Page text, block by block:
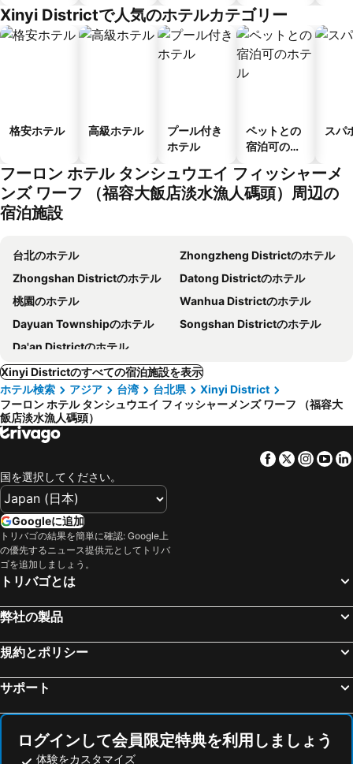
ス
Xinyi Districtで人気のホテルカテゴリー
格安ホテル 高級ホテル
プール付き
ホテル
ペットとの
宿泊可のホ
スパ
フーロン ホテル タンシュウエイ フィッシャーメ
ンズ ワーフ （福容大飯店淡水漁人碼頭）周辺の
宿泊施設
台北のホテル
Zhongzheng Districtのホテル
Zhongshan Districtのホテル
Datong Districtのホテル
桃園のホテル
Wanhua Districtのホテル
Dayuan Townshipのホテル
Songshan Districtのホテル
Da'an Districtのホテル
Xinyi Districtのすべての宿泊施設を表示
ホテル検索
アジア 台湾 台北県
Xinyi District
フーロン ホテル タンシュウエイ フィッシャーメンズ ワーフ （福容大
飯店淡水漁人碼頭）
Facebook
Twitter
国を選択してください。
Googleに追加
トリバゴの結果を簡単に確認: Google上
の優先するニュース提供元としてトリバ
ゴを追加しましょう。
トリバゴとは
弊社の製品
規約とポリシー
サポート
ログインして会員限定特典を利用しましょう
体験をカスタマイズ